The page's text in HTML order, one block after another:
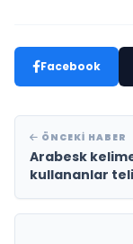
Facebook
ÖNCEKI HABER
Arabesk
kullananlar